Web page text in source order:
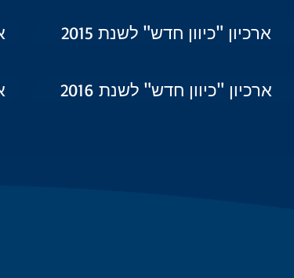
ארכיון "כיוון חדש" לשנת 2015
ארכיון "כיוון חדש" לשנת 2016